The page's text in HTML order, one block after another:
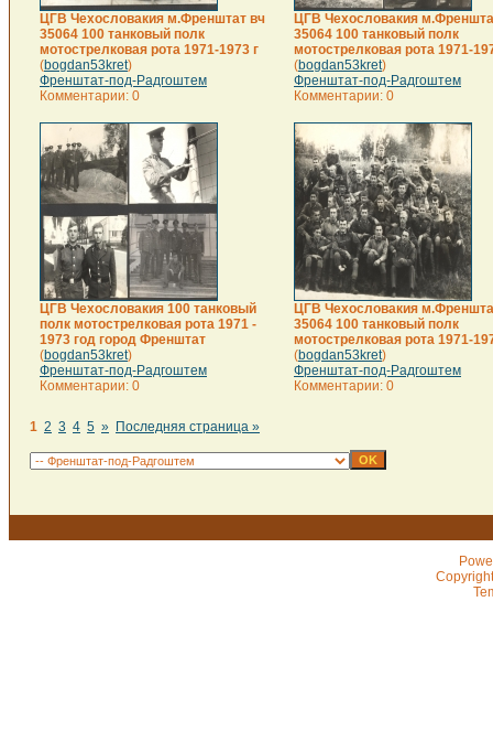
ЦГВ Чехословакия м.Френштат вч
35064 100 танковый полк
мотострелковая рота 1971-1973 г
(bogdan53kret)
Френштат-под-Радгоштем
Комментарии: 0
ЦГВ Чехословакия
35064 100 танковый полк
мотострелковая рота 1971-
(bogdan53kret)
Френштат-под-Радгоштем
Комментарии: 0
ЦГВ Чехословакия 100 танковый
полк мотострелковая рота 1971 -
1973 год город Френштат
(bogdan53kret)
Френштат-под-Радгоштем
Комментарии: 0
ЦГВ Чехословакия
35064 100 танковый полк
мотострелковая рота 1971-
(bogdan53kret)
Френштат-под-Радгоштем
Комментарии: 0
1 2 3 4 5 » Последняя страница »